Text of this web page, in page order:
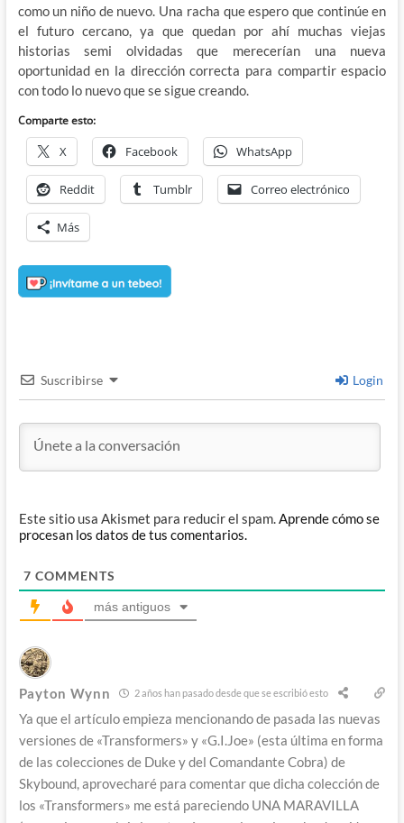
como un niño de nuevo. Una racha que espero que continúe en
el futuro cercano, ya que quedan por ahí muchas viejas
historias semi olvidadas que merecerían una nueva
oportunidad en la dirección correcta para compartir espacio
con todo lo nuevo que se sigue creando.
Comparte esto:
X Facebook WhatsApp
Reddit Tumblr Correo electrónico
Más
Suscribirse Login
Este sitio usa Akismet para reducir el spam. Aprende cómo se
procesan los datos de tus comentarios.
7 COMMENTS
más antiguos
Payton Wynn 2 años han pasado desde que se escribió esto
Ya que el artículo empieza mencionando de pasada las nuevas
versiones de «Transformers» y «G.I.Joe» (esta última en forma
de las colecciones de Duke y del Comandante Cobra) de
Skybound, aprovecharé para comentar que dicha colección de
los «Transformers» me está pareciendo UNA MARAVILLA